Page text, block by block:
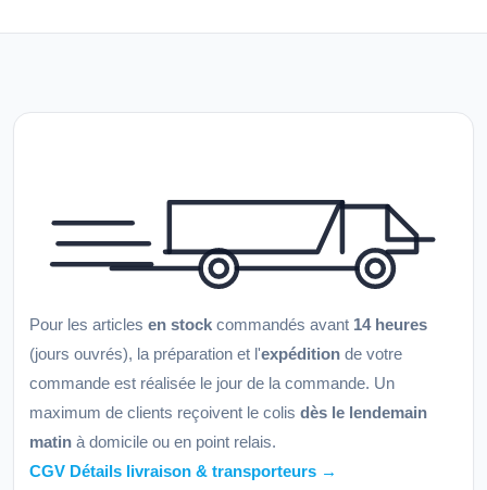
Pour les articles en stock commandés avant 14 heures
(jours ouvrés), la préparation et l'expédition de votre
commande est réalisée le jour de la commande. Un
maximum de clients reçoivent le colis dès le lendemain
matin à domicile ou en point relais.
CGV Détails livraison & transporteurs →